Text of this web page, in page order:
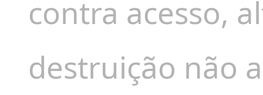
contra acesso,
destruição não